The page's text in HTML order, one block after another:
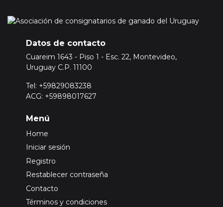
Datos de contacto
Cuareim 1643 - Piso 1 - Esc. 22, Montevideo,
Uruguay C.P. 11100
Tel: +59829083238
ACG: +59898017627
Menú
Home
Iniciar sesión
Registro
Restablecer contraseña
Contacto
Términos y condiciones